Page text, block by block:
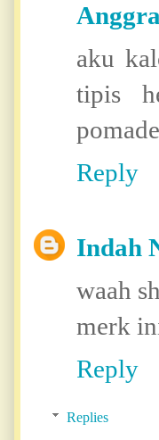
aku
tipis
Reply
Indah
waah
merk
Reply
Replies